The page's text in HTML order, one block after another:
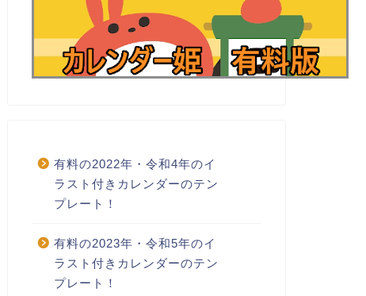
有料の2022年・令和4年のイ
ラスト付きカレンダーのテン
プレート！
有料の2023年・令和5年のイ
ラスト付きカレンダーのテン
プレート！